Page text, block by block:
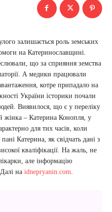
залишається роль земських
на Катеринославщині.
що за сприяння земства
А медики працювали
котре припадало на
України історики почали
Виявилося, що є у переліку
жінка – Катерина Конопля, у
для тих часів, коли
Катерина, як свідчать дані з
кваліфікації. На жаль, не
але інформацію
на idnepryanin.com